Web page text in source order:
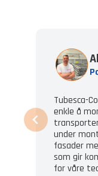
Tubesca-
enkle å
under
fasader
som gir
for våre